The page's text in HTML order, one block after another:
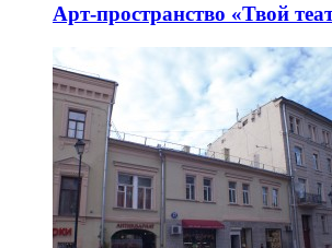
Арт-пространство «Твой